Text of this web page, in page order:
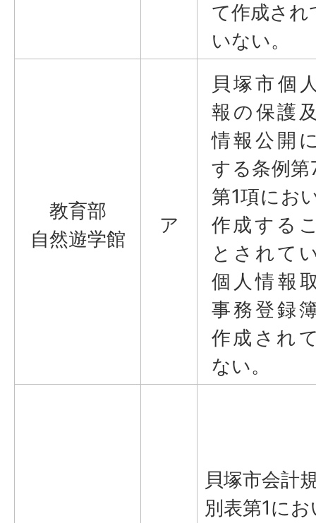
て作成され
いない。
教育部
自然遊学館
ア
貝塚市個
報の保護
情報公開
する条例第
第1項にお
作成する
とされて
個人情報
事務登録
作成され
ない。
貝塚市会計
別表第1にお